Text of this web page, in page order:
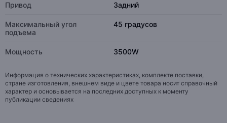
Привод Задний
Максимальный угол
подъема
45 градусов
Мощность 3500W
Информация о технических характеристиках, комплекте поставки,
стране изготовления, внешнем виде и цвете товара носит справочный
характер и основывается на последних доступных к моменту
публикации сведениях